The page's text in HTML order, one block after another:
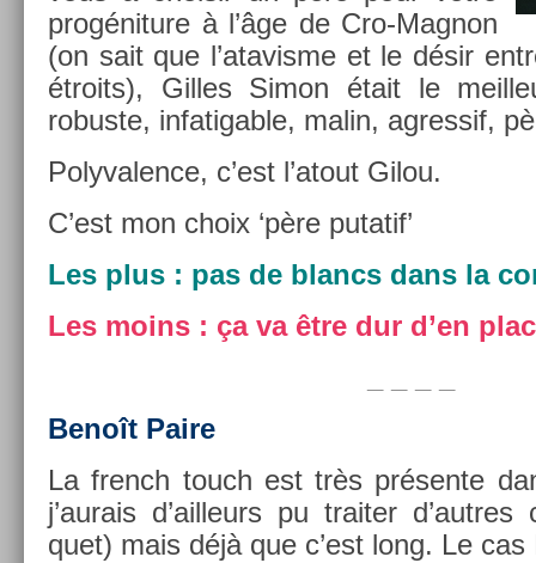
pro­géni­ture à l’âge de Cro-Magnon
(on sait que l’atavis­me et le désir
étroits), Gil­les Simon était le
robus­te, in­fatig­able, malin, ag­ressif,
Polyval­ence, c’est l’atout Gilou.
C’est mon choix ‘père putatif’
Les plus : pas de blancs dans la
Les moins : ça va être dur d’en
Benoît Paire
La french touch est très présente
j’aurais d’ail­leurs pu trait­er
quet) mais déjà que c’est long. Le